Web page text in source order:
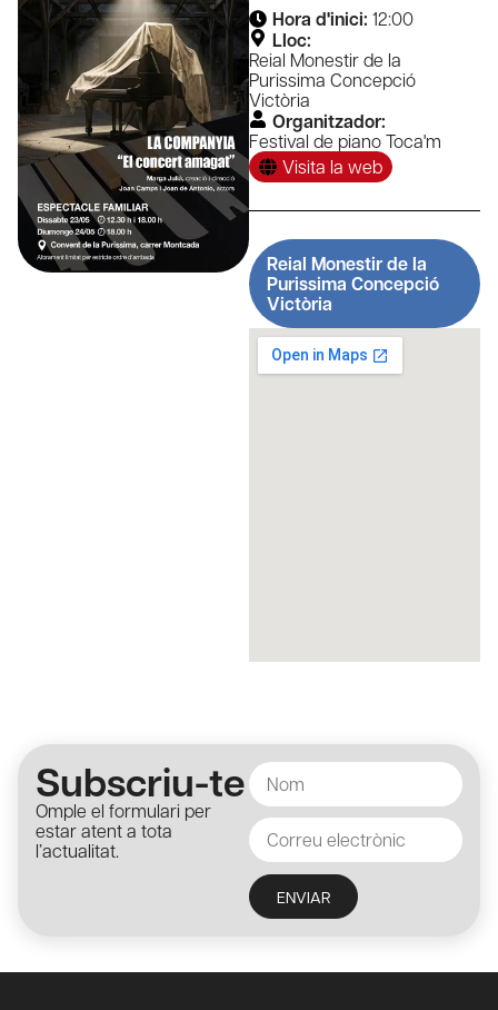
Hora d'inici: 12:00
Lloc:
Reial Monestir de la
Purissima Concepció
Victòria
Organitzador:
Festival de piano Toca'm
Visita la web
Reial Monestir de la
Purissima Concepció
Victòria
Subscriu-te
Omple el formulari per
estar atent a tota
l’actualitat.
ENVIAR